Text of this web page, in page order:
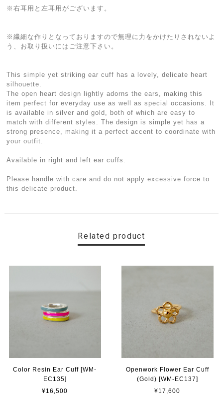
※右耳用と左耳用がございます。
※繊細な作りとなっておりますので無理に力をかけたりされないよ
う、お取り扱いにはご注意下さい。
This simple yet striking ear cuff has a lovely, delicate heart
silhouette.
The open heart design lightly adorns the ears, making this
item perfect for everyday use as well as special occasions. It
is available in silver and gold, both of which are easy to
match with different styles. The design is simple yet has a
strong presence, making it a perfect accent to coordinate with
your outfit.
Available in right and left ear cuffs.
Please handle with care and do not apply excessive force to
this delicate product.
Related product
Color Resin Ear Cuff [WM-
EC135]
¥16,500
Openwork Flower Ear Cuff
(Gold) [WM-EC137]
¥17,600